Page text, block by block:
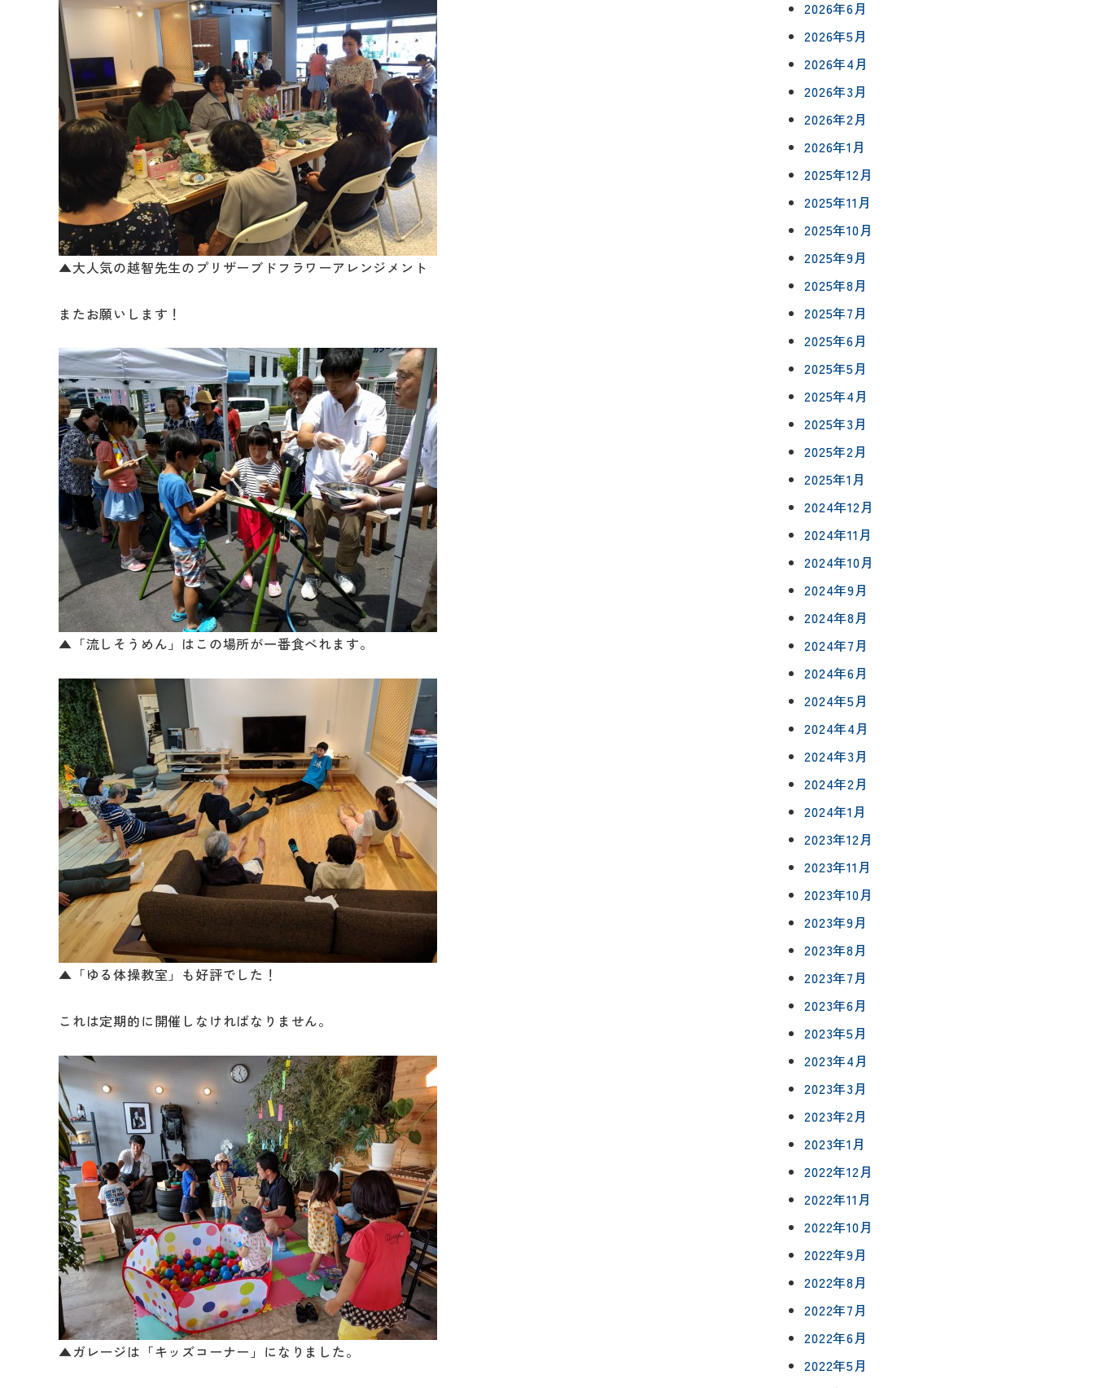
リフォームメニュー
キッチン
バスルーム
洗面化粧台
トイレ
外壁・屋根塗装
LDK リフォーム
アフターフォロー
について
▲大人気の越智先生のプリザーブドフラワーアレンジメント
またお願いします！
▲「流しそうめん」はこの場所が一番食べれます。
▲「ゆる体操教室」も好評でした！
これは定期的に開催しなければなりません。
▲ガレージは「キッズコーナー」になりました。
2026年6月
2026年5月
2026年4月
2026年3月
2026年2月
2026年1月
2025年12月
2025年11月
2025年10月
2025年9月
2025年8月
2025年7月
2025年6月
2025年5月
2025年4月
2025年3月
2025年2月
2025年1月
2024年12月
2024年11月
2024年10月
2024年9月
2024年8月
2024年7月
2024年6月
2024年5月
2024年4月
2024年3月
2024年2月
2024年1月
2023年12月
2023年11月
2023年10月
2023年9月
2023年8月
2023年7月
2023年6月
2023年5月
2023年4月
2023年3月
2023年2月
2023年1月
2022年12月
2022年11月
2022年10月
2022年9月
2022年8月
2022年7月
2022年6月
2022年5月